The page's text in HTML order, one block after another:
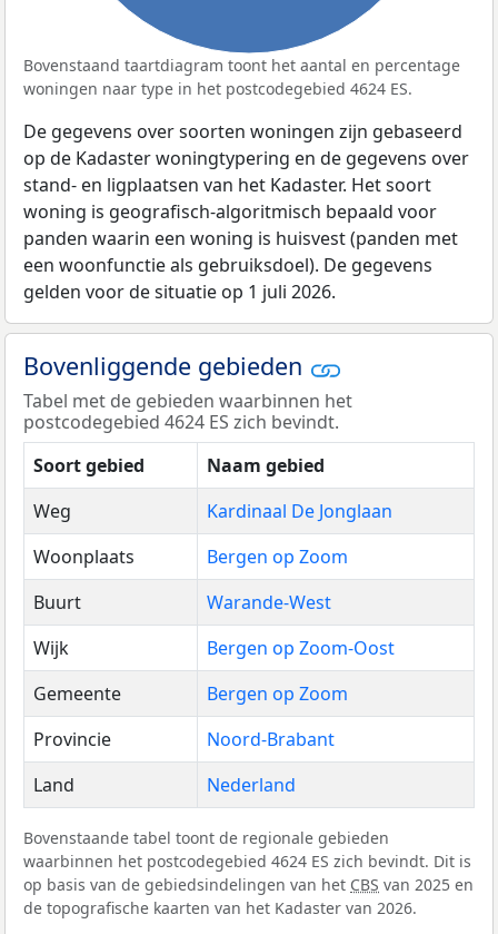
Bovenstaand taartdiagram toont het aantal en percentage
woningen naar type in het postcodegebied 4624 ES.
De gegevens over soorten woningen zijn gebaseerd
op de Kadaster woningtypering en de gegevens over
stand- en ligplaatsen van het Kadaster. Het soort
woning is geografisch-algoritmisch bepaald voor
panden waarin een woning is huisvest (panden met
een woonfunctie als gebruiksdoel). De gegevens
gelden voor de situatie op 1 juli 2026.
Bovenliggende gebieden
Tabel met de gebieden waarbinnen het
postcodegebied 4624 ES zich bevindt.
Soort gebied
Naam gebied
Weg
Kardinaal De Jonglaan
Woonplaats
Bergen op Zoom
Buurt
Warande-West
Wijk
Bergen op Zoom-Oost
Gemeente
Bergen op Zoom
Provincie
Noord-Brabant
Land
Nederland
Bovenstaande tabel toont de regionale gebieden
waarbinnen het postcodegebied 4624 ES zich bevindt. Dit is
op basis van de gebiedsindelingen van het CBS van 2025 en
de topografische kaarten van het Kadaster van 2026.